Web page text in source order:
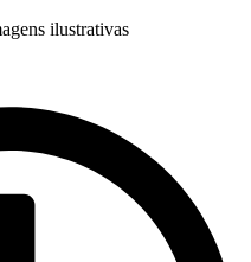
ilustrativas